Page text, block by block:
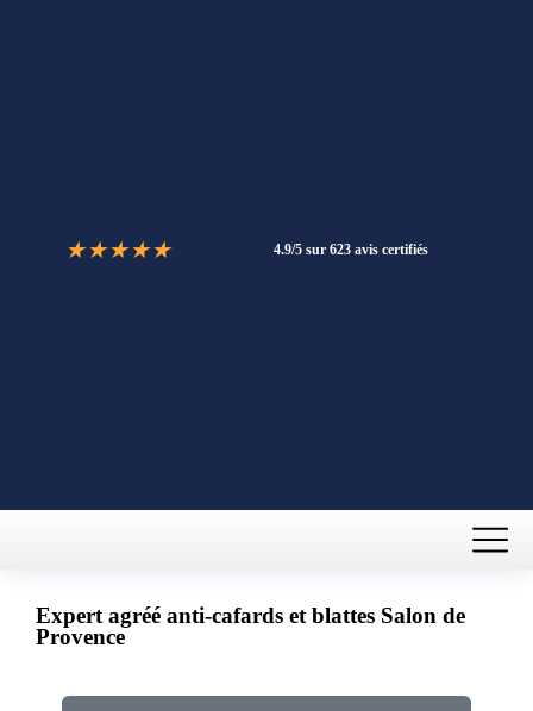
★★★★★ 4.9/5 sur 623 avis certifiés
Expert agréé anti-cafards et blattes Salon de
Provence